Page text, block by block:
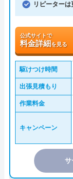
リピーター
公式サイトで
料金詳細を見る
駆けつけ時間
出張見積もり
作業料金
キャンペーン
サ